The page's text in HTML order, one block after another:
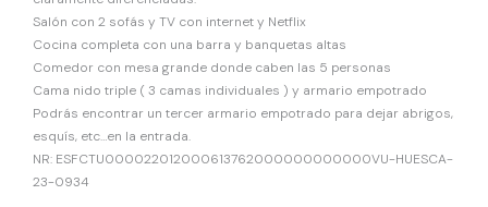
Salón con 2 sofás y TV con internet y Netflix
Cocina completa con una barra y banquetas altas
Comedor con mesa grande donde caben las 5 personas
Cama nido triple ( 3 camas individuales ) y armario empotrado
Podrás encontrar un tercer armario empotrado para dejar abrigos,
esquís, etc…en la entrada.
NR: ESFCTU000022012000613762000000000000VU-HUESCA-
23-0934